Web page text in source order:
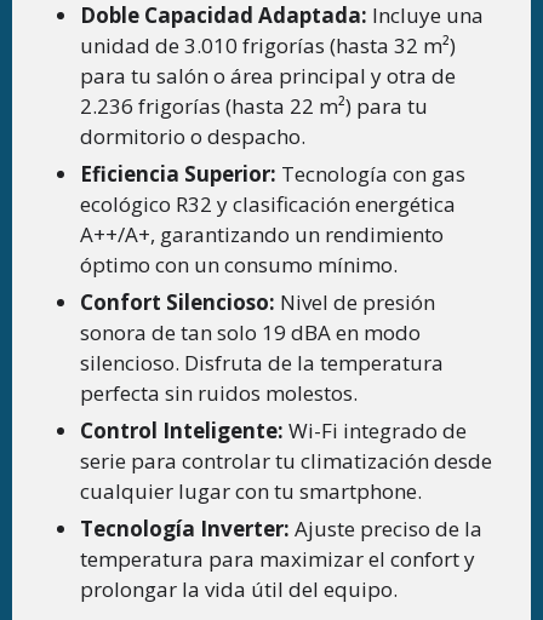
Doble Capacidad Adaptada: Incluye una
unidad de 3.010 frigorías (hasta 32 m²)
para tu salón o área principal y otra de
2.236 frigorías (hasta 22 m²) para tu
dormitorio o despacho.
Eficiencia Superior: Tecnología con gas
ecológico R32 y clasificación energética
A++/A+, garantizando un rendimiento
óptimo con un consumo mínimo.
Confort Silencioso: Nivel de presión
sonora de tan solo 19 dBA en modo
silencioso. Disfruta de la temperatura
perfecta sin ruidos molestos.
Control Inteligente: Wi-Fi integrado de
serie para controlar tu climatización desde
cualquier lugar con tu smartphone.
Tecnología Inverter: Ajuste preciso de la
temperatura para maximizar el confort y
prolongar la vida útil del equipo.